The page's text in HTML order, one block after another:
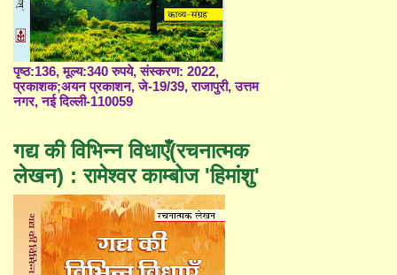
पृष्ठ:136, मूल्य:340 रुपये, संस्करण: 2022,
प्रकाशक;अयन प्रकाशन, जे-19/39, राजापुरी, उत्तम
नगर, नई दिल्ली-110059
गद्य की विभिन्न विधाएँ(रचनात्मक
लेखन) : रामेश्वर काम्बोज 'हिमांशु'